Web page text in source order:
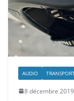
AUDIO
8 décembre 2019